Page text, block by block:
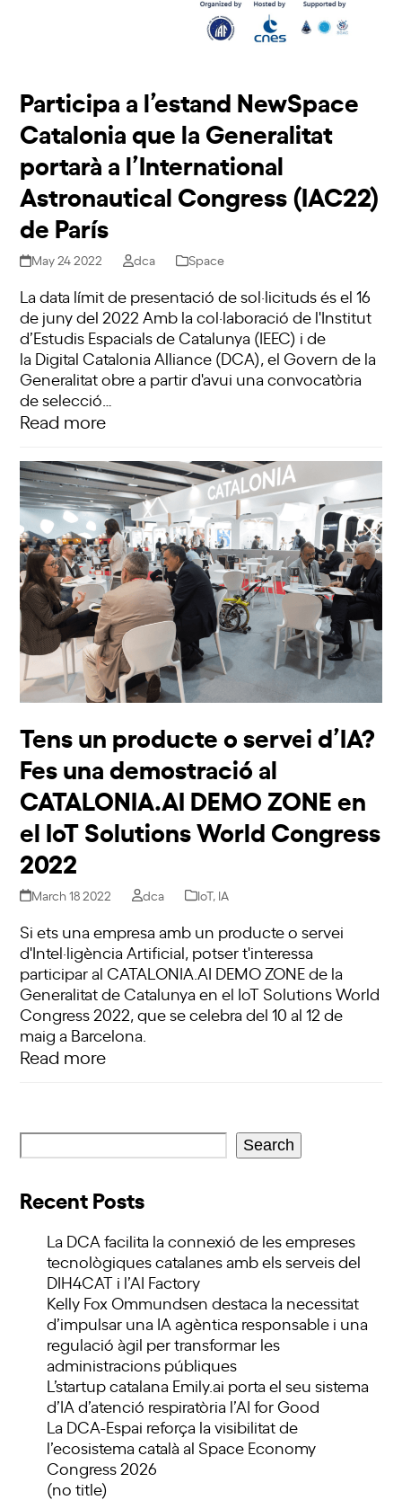
Participa a l’estand NewSpace
Catalonia que la Generalitat
portarà a l’International
Astronautical Congress (IAC22)
de París
May 24 2022 dca Space
La data límit de presentació de sol·licituds és el 16
de juny del 2022 Amb la col·laboració de l'Institut
d’Estudis Espacials de Catalunya (IEEC) i de
la Digital Catalonia Alliance (DCA), el Govern de la
Generalitat obre a partir d'avui una convocatòria
de selecció…
Read more
Tens un producte o servei d’IA?
Fes una demostració al
CATALONIA.AI DEMO ZONE en
el IoT Solutions World Congress
2022
March 18 2022 dca IoT, IA
Si ets una empresa amb un producte o servei
d'Intel·ligència Artificial, potser t'interessa
participar al CATALONIA.AI DEMO ZONE de la
Generalitat de Catalunya en el IoT Solutions World
Congress 2022, que se celebra del 10 al 12 de
maig a Barcelona.
Read more
Search
Recent Posts
La DCA facilita la connexió de les empreses
tecnològiques catalanes amb els serveis del
DIH4CAT i l’AI Factory
Kelly Fox Ommundsen destaca la necessitat
d’impulsar una IA agèntica responsable i una
regulació àgil per transformar les
administracions públiques
L’startup catalana Emily.ai porta el seu sistema
d’IA d’atenció respiratòria l’AI for Good
La DCA-Espai reforça la visibilitat de
l’ecosistema català al Space Economy
Congress 2026
(no title)